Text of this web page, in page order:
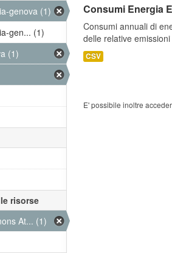
Consumi Energia
Consumi annuali di
delle relative
CSV
E' possibile inoltre
genova (1)
gen... (1)
(1)
risorse
At... (1)